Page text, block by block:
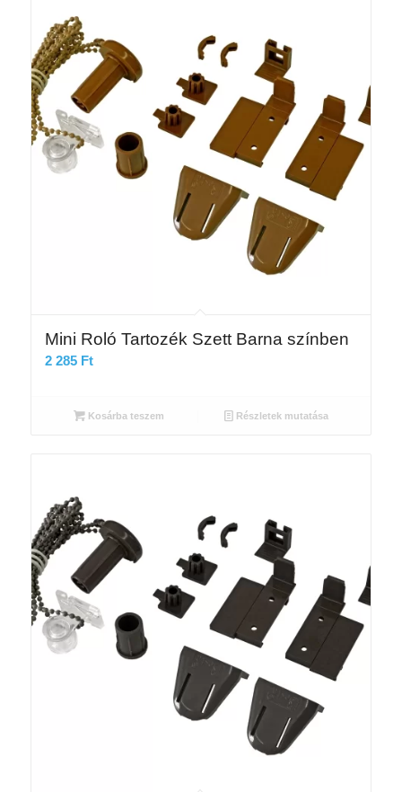
Mini Roló Tartozék Szett Barna színben
2 285 Ft
Kosárba teszem Részletek mutatása